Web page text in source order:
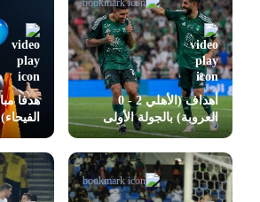
أهداف (الأهلي 2 - 0
العروبة) بالجولة الأولى
بدوري روشن
الفيحاء)